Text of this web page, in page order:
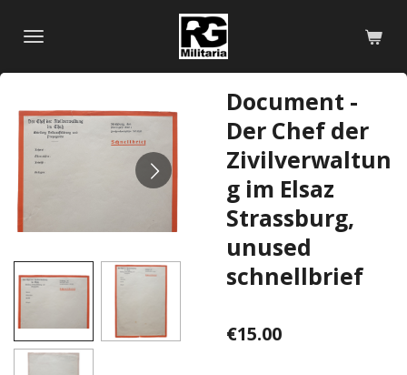
Document -
Der Chef der
Zivilverwaltun
g im Elsaz
Strassburg,
unused
schnellbrief
€15.00